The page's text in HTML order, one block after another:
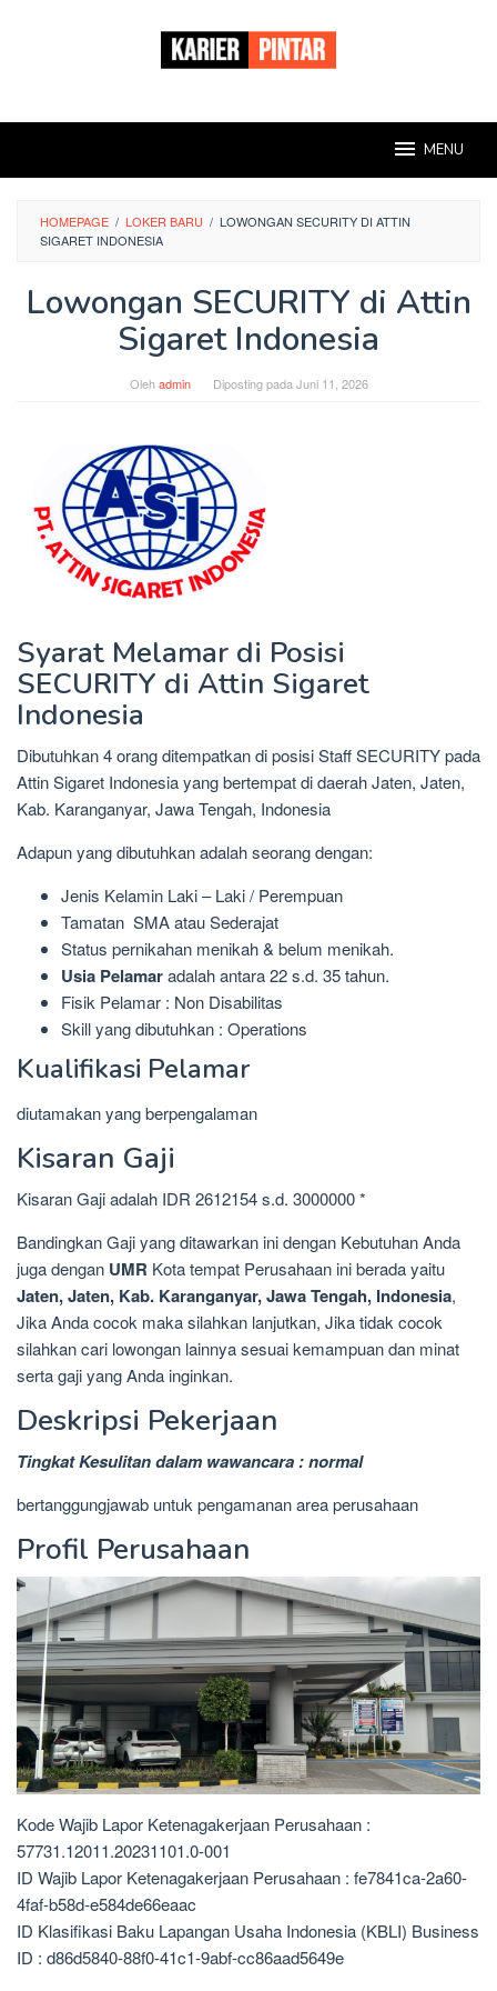
MENU
HOMEPAGE / LOKER BARU / LOWONGAN SECURITY DI ATTIN
SIGARET INDONESIA
Lowongan SECURITY di Attin
Sigaret Indonesia
Olehadmin Diposting pada Juni 11, 2026
Syarat Melamar di Posisi
SECURITY di Attin Sigaret
Indonesia
Dibutuhkan 4 orang ditempatkan di posisi Staff SECURITY pada
Attin Sigaret Indonesia yang bertempat di daerah Jaten, Jaten,
Kab. Karanganyar, Jawa Tengah, Indonesia
Adapun yang dibutuhkan adalah seorang dengan:
Jenis Kelamin Laki – Laki / Perempuan
Tamatan SMA atau Sederajat
Status pernikahan menikah & belum menikah.
Usia Pelamaradalah antara 22 s.d. 35 tahun.
Fisik Pelamar : Non Disabilitas
Skill yang dibutuhkan : Operations
Kualifikasi Pelamar
diutamakan yang berpengalaman
Kisaran Gaji
Kisaran Gaji adalah IDR 2612154 s.d. 3000000 *
Bandingkan Gaji yang ditawarkan ini dengan Kebutuhan Anda
juga dengan UMR Kota tempat Perusahaan ini berada yaitu
Jaten, Jaten, Kab. Karanganyar, Jawa Tengah, Indonesia,
Jika Anda cocok maka silahkan lanjutkan, Jika tidak cocok
silahkan cari lowongan lainnya sesuai kemampuan dan minat
serta gaji yang Anda inginkan.
Deskripsi Pekerjaan
Tingkat Kesulitan dalam wawancara : normal
bertanggungjawab untuk pengamanan area perusahaan
Profil Perusahaan
Kode Wajib Lapor Ketenagakerjaan Perusahaan :
57731.12011.20231101.0-001
ID Wajib Lapor Ketenagakerjaan Perusahaan : fe7841ca-2a60-
4faf-b58d-e584de66eaac
ID Klasifikasi Baku Lapangan Usaha Indonesia (KBLI) Business
ID : d86d5840-88f0-41c1-9abf-cc86aad5649e